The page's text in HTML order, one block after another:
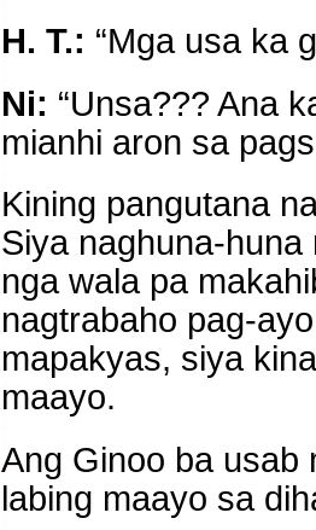
H. T.: “Mga usa ka
Ni: “Unsa??? Ana
mianhi aron sa
Kining pangutana
Siya naghuna-
nga wala pa
nagtrabaho pag-
mapakyas, siya
maayo.
Ang Ginoo ba usab
labing maayo sa